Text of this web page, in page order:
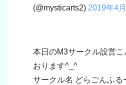
(@mysticarts2) 2019年4
本日のM3サークル設営
おります^_^
サークル名 どらごんふる